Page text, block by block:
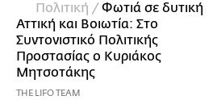
Πολιτική / Φωτιά σε δυτική
Αττική και Βοιωτία: Στο
Συντονιστικό Πολιτικής
Προστασίας ο Κυριάκος
Μητσοτάκης
THE LIFO TEAM